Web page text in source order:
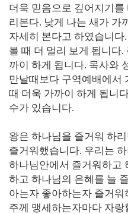
더욱 믿음으로 깊어지기를
리본다. 낮게 나는 새가 가
자세히 본다고 하였습니다.
볼 때 더 멀리 보게 됩니다.
까이 하게 됩니다. 목사와
만날때보다 구역예배에서
때 더욱 가까이 하게 됩니
수가 있습니다.
왕은 하나님을 즐거워 하
즐거워했습니다. 우리는
하나님안에서 즐거워하고
하고 하나님의 은혜를 늘
아는자 좋아하는자 즐거
주께 맹세하는자마다 자